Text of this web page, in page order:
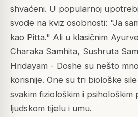
shvaćeni. U popularnoj
svode na kviz osobnosti: "Ja
kao Pitta." Ali u klasičnim
Charaka Samhita, Sushruta
Hridayam - Doshe su nešto
korisnije. One su tri biološke
svakim fiziološkim i psihološkim
ljudskom tijelu i umu.